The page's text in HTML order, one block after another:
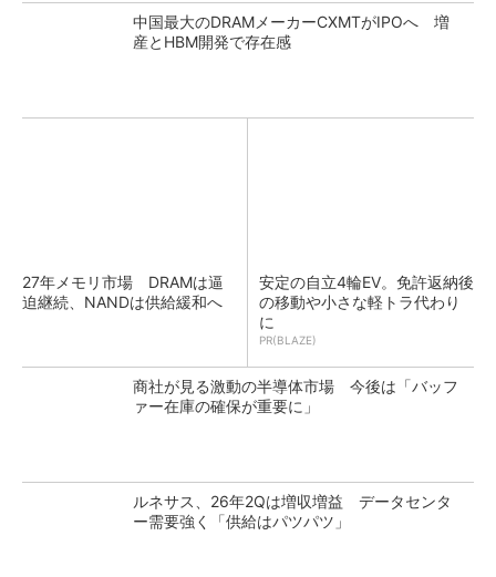
中国最大のDRAMメーカーCXMTがIPOへ 増
産とHBM開発で存在感
27年メモリ市場 DRAMは逼
迫継続、NANDは供給緩和へ
安定の自立4輪EV。免許返納後
の移動や小さな軽トラ代わり
に
PR(BLAZE)
商社が見る激動の半導体市場 今後は「バッフ
ァー在庫の確保が重要に」
ルネサス、26年2Qは増収増益 データセンタ
ー需要強く「供給はパツパツ」